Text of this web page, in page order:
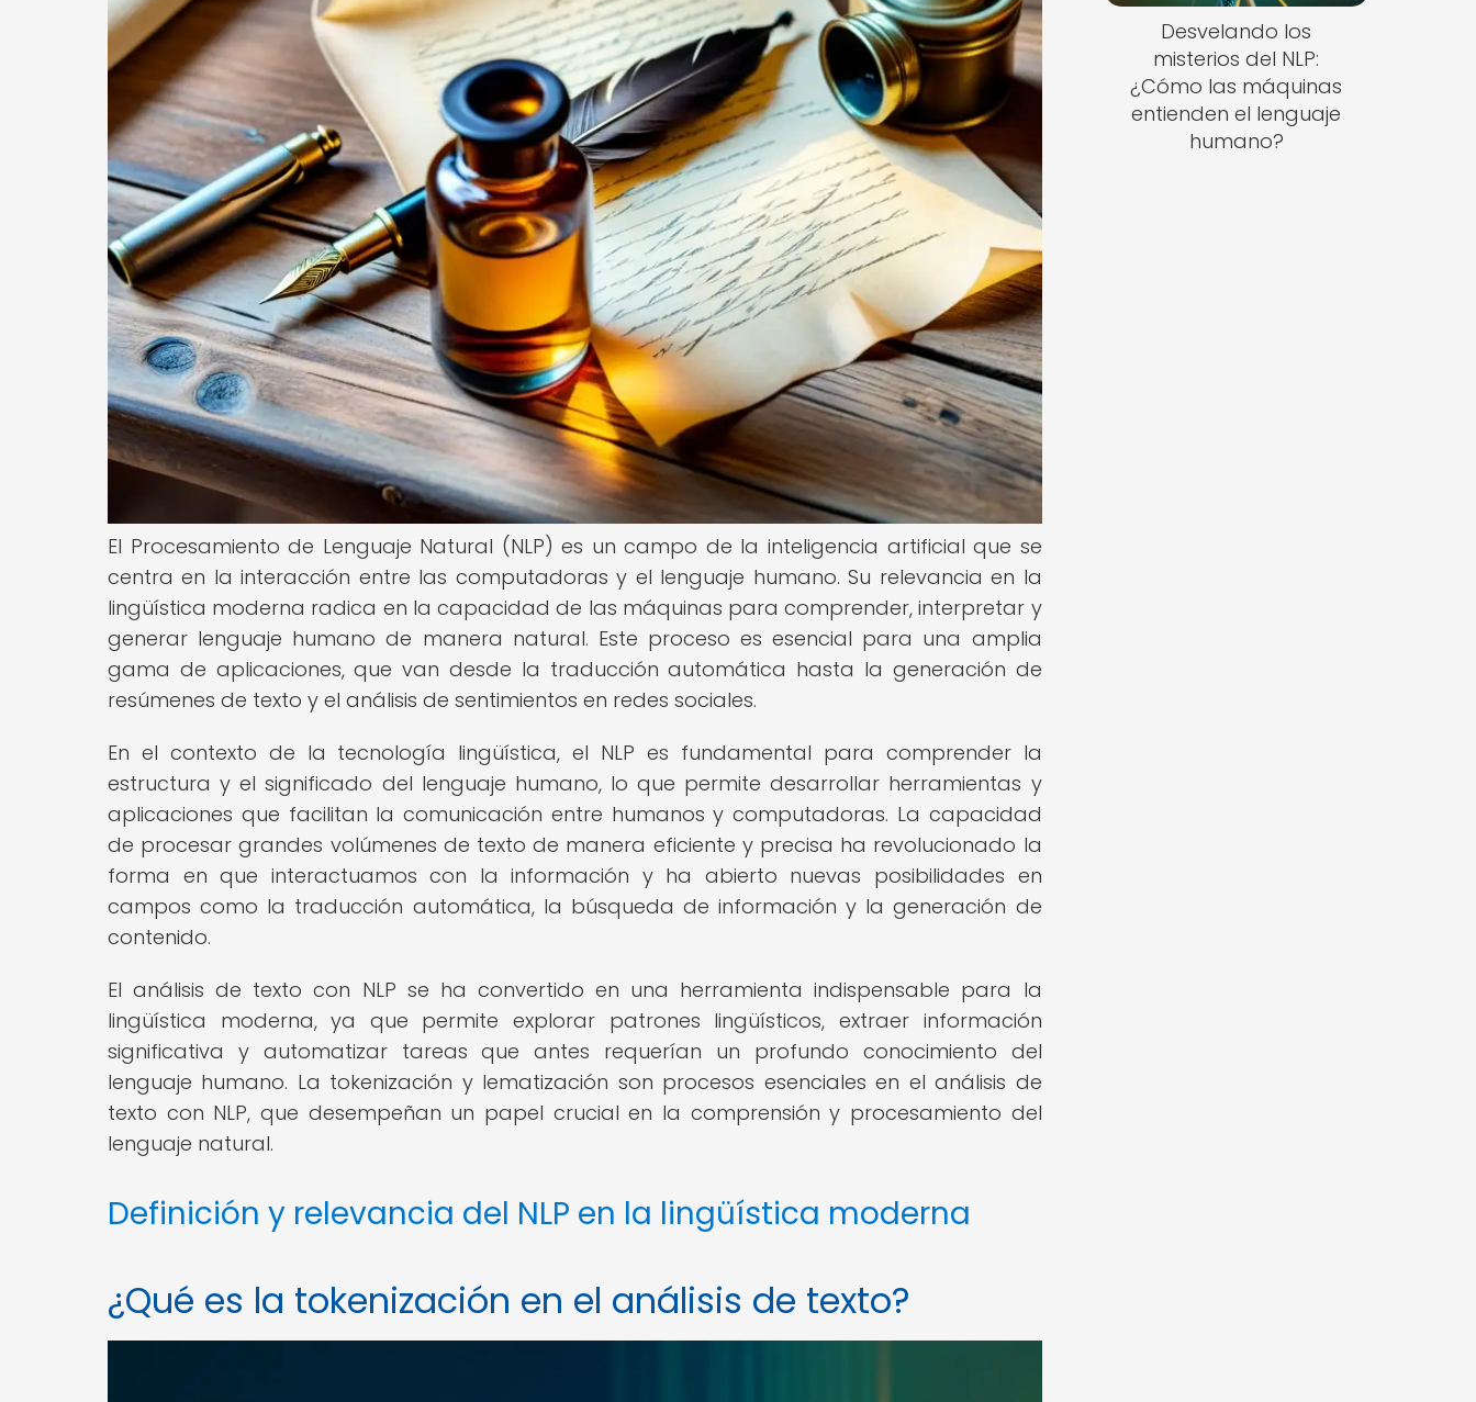
El Procesamiento de Lenguaje Natural (NLP) es un campo de la inteligencia artificial que se
centra en la interacción entre las computadoras y el lenguaje humano. Su relevancia en la
lingüística moderna radica en la capacidad de las máquinas para comprender, interpretar y
generar lenguaje humano de manera natural. Este proceso es esencial para una amplia
gama de aplicaciones, que van desde la traducción automática hasta la generación de
resúmenes de texto y el análisis de sentimientos en redes sociales.
En el contexto de la tecnología lingüística, el NLP es fundamental para comprender la
estructura y el significado del lenguaje humano, lo que permite desarrollar herramientas y
aplicaciones que facilitan la comunicación entre humanos y computadoras. La capacidad
de procesar grandes volúmenes de texto de manera eficiente y precisa ha revolucionado la
forma en que interactuamos con la información y ha abierto nuevas posibilidades en
campos como la traducción automática, la búsqueda de información y la generación de
contenido.
El análisis de texto con NLP se ha convertido en una herramienta indispensable para la
lingüística moderna, ya que permite explorar patrones lingüísticos, extraer información
significativa y automatizar tareas que antes requerían un profundo conocimiento del
lenguaje humano. La tokenización y lematización son procesos esenciales en el análisis de
texto con NLP, que desempeñan un papel crucial en la comprensión y procesamiento del
lenguaje natural.
Definición y relevancia del NLP en la lingüística moderna
¿Qué es la tokenización en el análisis de texto?
Desvelando los
misterios del NLP:
¿Cómo las máquinas
entienden el lenguaje
humano?